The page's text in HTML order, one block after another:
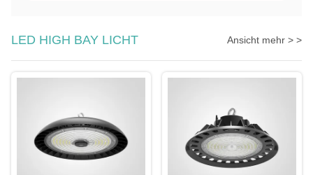
LED HIGH BAY LICHT Ansicht mehr > >